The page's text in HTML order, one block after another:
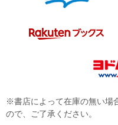
※書店によって在庫の無い場
ので、ご了承ください。